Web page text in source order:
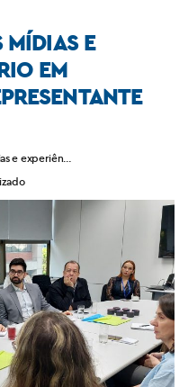
MÍDIAS E
EM
e experiência MultiRio em